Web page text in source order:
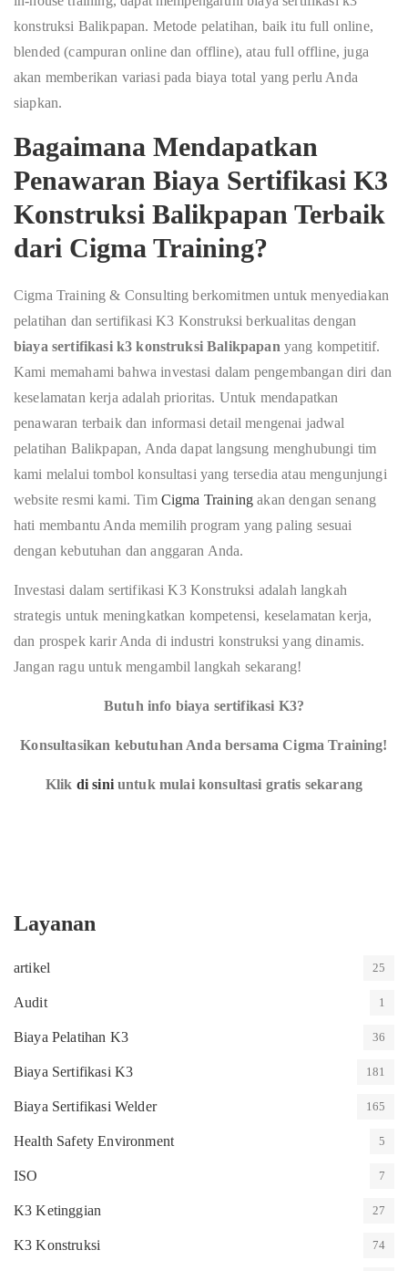
konstruksi Balikpapan. Metode pelatihan, baik itu full online,
blended (campuran online dan offline), atau full offline, juga
akan memberikan variasi pada biaya total yang perlu Anda
siapkan.
Bagaimana Mendapatkan
Penawaran Biaya Sertifikasi K3
Konstruksi Balikpapan Terbaik
dari Cigma Training?
Cigma Training & Consulting berkomitmen untuk menyediakan
pelatihan dan sertifikasi K3 Konstruksi berkualitas dengan
biaya sertifikasi k3 konstruksi Balikpapan yang kompetitif.
Kami memahami bahwa investasi dalam pengembangan diri dan
keselamatan kerja adalah prioritas. Untuk mendapatkan
penawaran terbaik dan informasi detail mengenai jadwal
pelatihan Balikpapan, Anda dapat langsung menghubungi tim
kami melalui tombol konsultasi yang tersedia atau mengunjungi
website resmi kami. Tim Cigma Training akan dengan senang
hati membantu Anda memilih program yang paling sesuai
dengan kebutuhan dan anggaran Anda.
Investasi dalam sertifikasi K3 Konstruksi adalah langkah
strategis untuk meningkatkan kompetensi, keselamatan kerja,
dan prospek karir Anda di industri konstruksi yang dinamis.
Jangan ragu untuk mengambil langkah sekarang!
Butuh info biaya sertifikasi K3?
Konsultasikan kebutuhan Anda bersama Cigma Training!
Klik di siniuntuk mulai konsultasi gratis sekarang
Layanan
artikel 25
Audit 1
Biaya Pelatihan K3 36
Biaya Sertifikasi K3 181
Biaya Sertifikasi Welder 165
Health Safety Environment 5
ISO 7
K3 Ketinggian 27
K3 Konstruksi 74